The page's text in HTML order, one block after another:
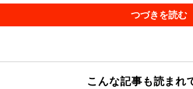
つづきを読む
こんな記事も読まれ